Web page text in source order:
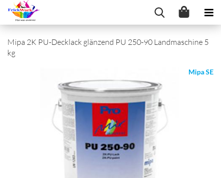
Mipa 2K PU-Decklack glänzend PU 250-90 Landmaschine 5
kg
Mipa SE